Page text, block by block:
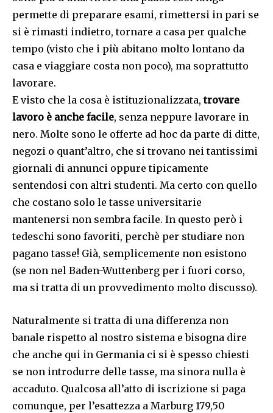
permette di preparare esami, rimettersi in pari se
si è rimasti indietro, tornare a casa per qualche
tempo (visto che i più abitano molto lontano da
casa e viaggiare costa non poco), ma soprattutto
lavorare.
E visto che la cosa è istituzionalizzata,trovare
lavoro è anche facile, senza neppure lavorare in
nero. Molte sono le offerte ad hoc da parte di ditte,
negozi o quant’altro, che si trovano nei tantissimi
giornali di annunci oppure tipicamente
sentendosi con altri studenti. Ma certo con quello
che costano solo le tasse universitarie
mantenersi non sembra facile. In questo però i
tedeschi sono favoriti, perchè per studiare non
pagano tasse! Già, semplicemente non esistono
(se non nel Baden-Wuttenberg per i fuori corso,
ma si tratta di un provvedimento molto discusso).
Naturalmente si tratta di una differenza non
banale rispetto al nostro sistema e bisogna dire
che anche qui in Germania ci si è spesso chiesti
se non introdurre delle tasse, ma sinora nulla è
accaduto. Qualcosa all’atto di iscrizione si paga
comunque, per l’esattezza a Marburg 179,50